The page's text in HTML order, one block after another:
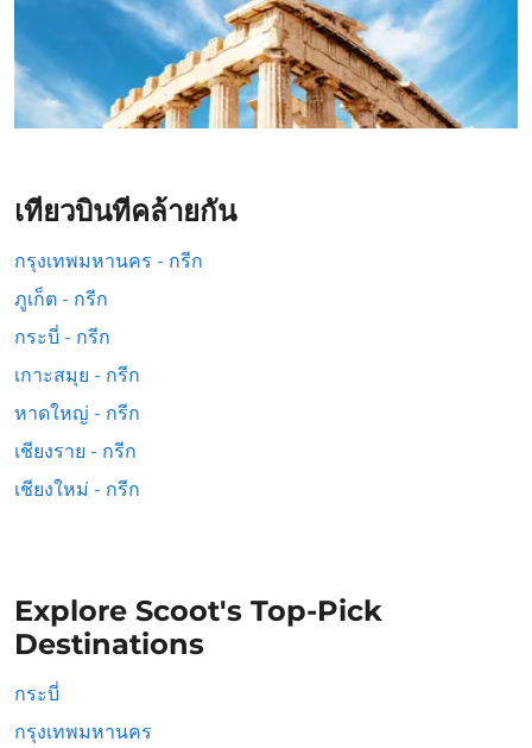
เที่ยวบินที่คล้ายกัน
กรุงเทพมหานคร - กรีก
ภูเก็ต - กรีก
กระบี่ - กรีก
เกาะสมุย - กรีก
หาดใหญ่ - กรีก
เชียงราย - กรีก
เชียงใหม่ - กรีก
Explore Scoot's Top-Pick
Destinations
กระบี่
กรุงเทพมหานคร